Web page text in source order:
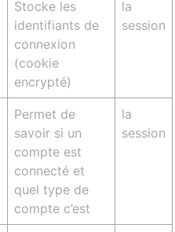
Stocke les
identifiants de
connexion
(cookie
encrypté)
la
session
Permet de
savoir si un
compte est
connecté et
quel type de
compte c’est
la
session